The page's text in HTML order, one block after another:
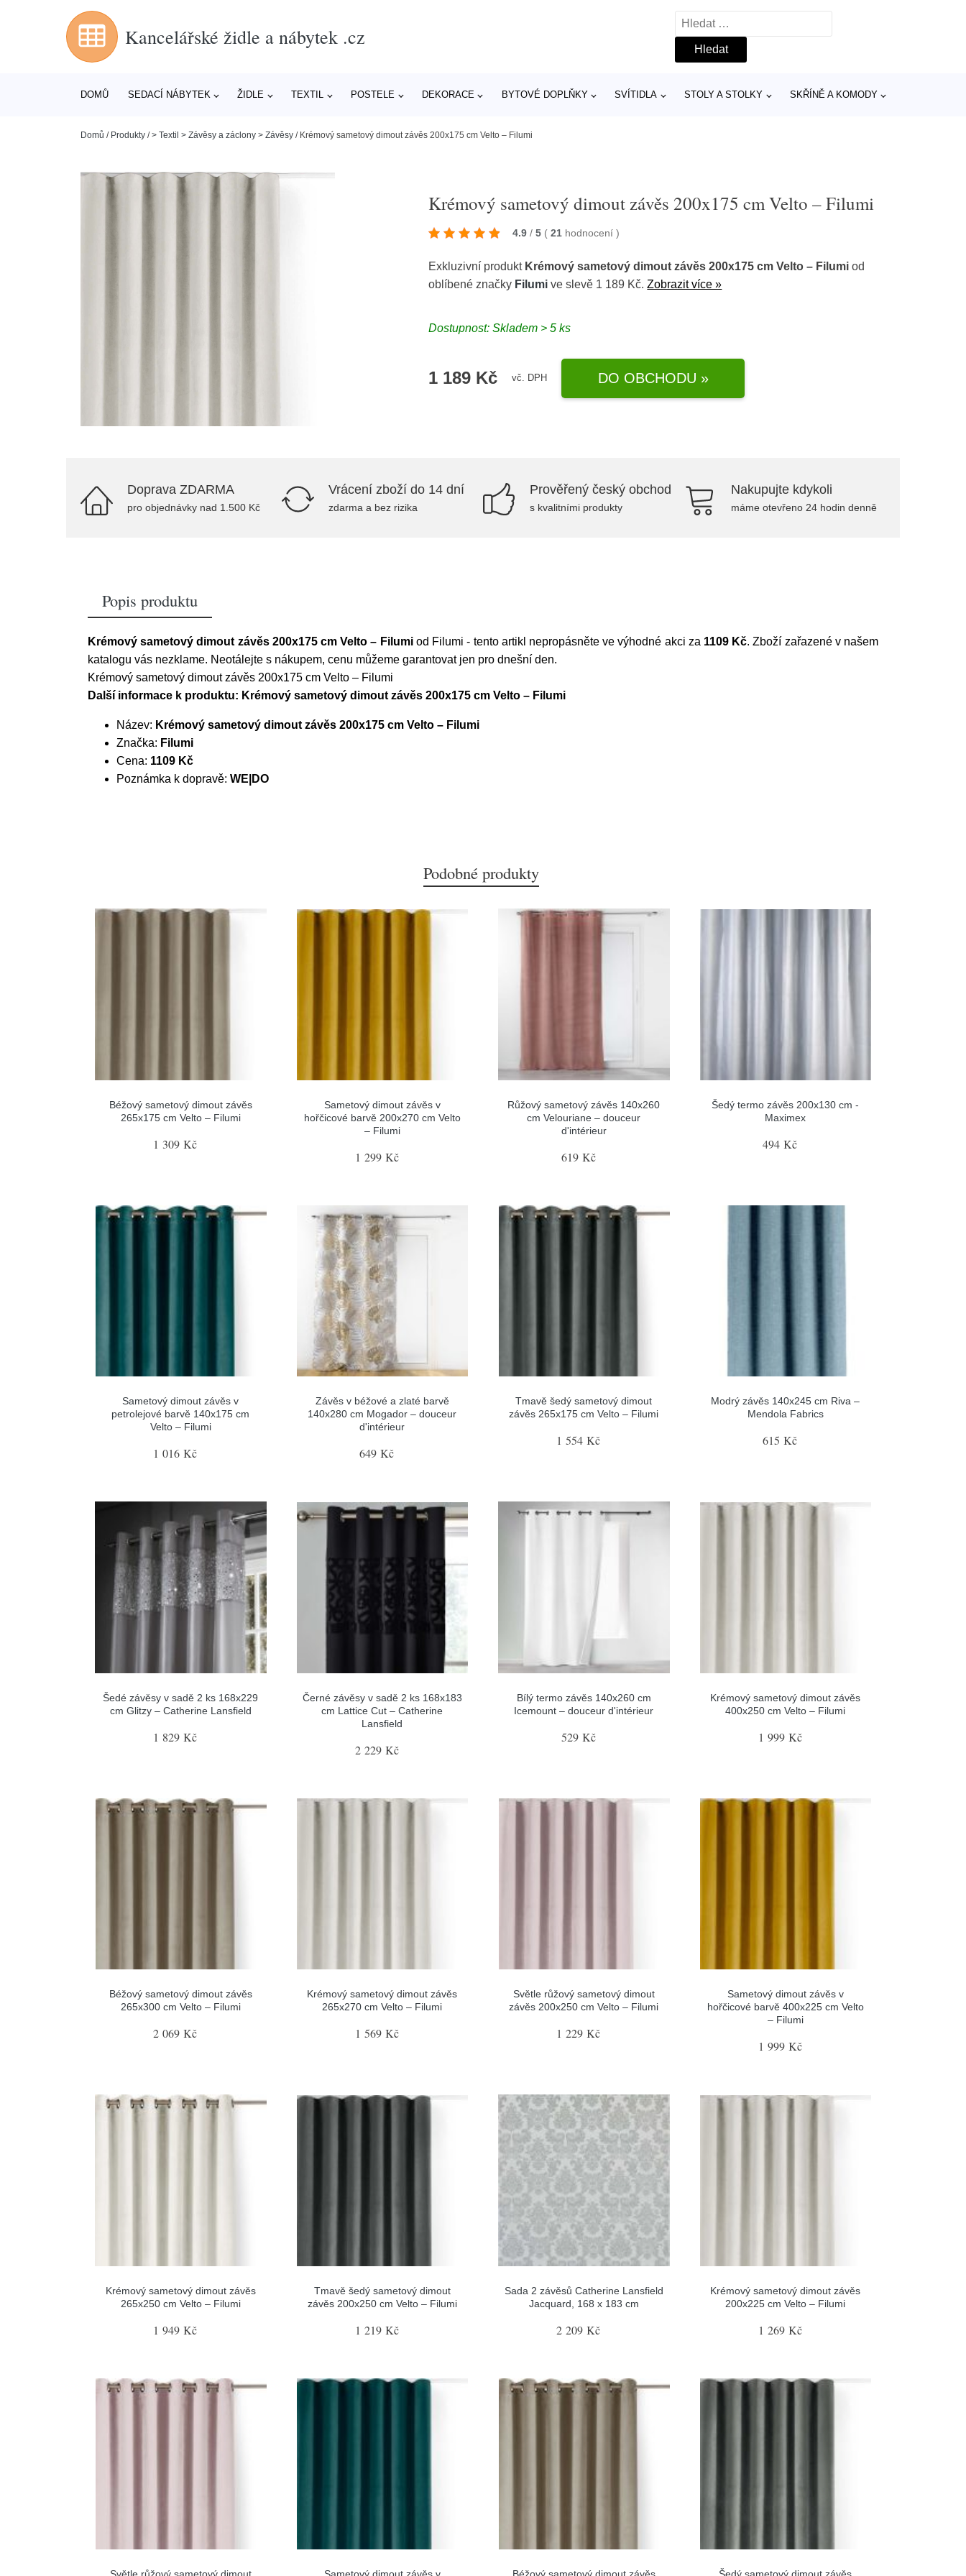
Kancelářské židle a nábytek .cz
Vyhledávání
DOMŮ SEDACÍ NÁBYTEK ŽIDLE TEXTIL POSTELE DEKORACE BYTOVÉ DOPLŇKY SVÍTIDLA STOLY A STOLKY SKŘÍNĚ A KOMODY
Domů / Produkty /> Textil > Závěsy a záclony > Závěsy / Krémový sametový dimout závěs 200x175 cm Velto – Filumi
Krémový sametový dimout závěs 200x175 cm Velto – Filumi
4.9 / 5 ( 21 hodnocení)
Exkluzivní produkt Krémový sametový dimout závěs 200x175 cm Velto – Filumi od
oblíbené značky Filumi ve slevě 1 189 Kč.Zobrazit více »
Dostupnost: Skladem > 5 ks
1 189 Kč vč. DPH DO OBCHODU »
Doprava ZDARMA
pro objednávky nad 1.500 Kč
Vrácení zboží do 14 dní
zdarma a bez rizika
Prověřený český obchod
s kvalitními produkty
Nakupujte kdykoli
máme otevřeno 24 hodin denně
Popis produktu
Krémový sametový dimout závěs 200x175 cm Velto – Filumiod Filumi - tento artikl nepropásněte ve výhodné akci za 1109 Kč. Zboží zařazené v našem
katalogu vás nezklame. Neotálejte s nákupem, cenu můžeme garantovat jen pro dnešní den.
Krémový sametový dimout závěs 200x175 cm Velto – Filumi
Další informace k produktu: Krémový sametový dimout závěs 200x175 cm Velto – Filumi
Název: Krémový sametový dimout závěs 200x175 cm Velto – Filumi
Značka: Filumi
Cena: 1109 Kč
Poznámka k dopravě: WE|DO
Podobné produkty
Béžový sametový dimout závěs
265x175 cm Velto – Filumi
1 309 Kč
Sametový dimout závěs v
hořčicové barvě 200x270 cm Velto
– Filumi
1 299 Kč
Růžový sametový závěs 140x260
cm Velouriane – douceur
d'intérieur
619 Kč
Šedý termo závěs 200x130 cm -
Maximex
494 Kč
Sametový dimout závěs v
petrolejové barvě 140x175 cm
Velto – Filumi
1 016 Kč
Závěs v béžové a zlaté barvě
140x280 cm Mogador – douceur
d'intérieur
649 Kč
Tmavě šedý sametový dimout
závěs 265x175 cm Velto – Filumi
1 554 Kč
Modrý závěs 140x245 cm Riva –
Mendola Fabrics
615 Kč
Šedé závěsy v sadě 2 ks 168x229
cm Glitzy – Catherine Lansfield
1 829 Kč
Černé závěsy v sadě 2 ks 168x183
cm Lattice Cut – Catherine
Lansfield
2 229 Kč
Bílý termo závěs 140x260 cm
Icemount – douceur d'intérieur
529 Kč
Krémový sametový dimout závěs
400x250 cm Velto – Filumi
1 999 Kč
Béžový sametový dimout závěs
265x300 cm Velto – Filumi
2 069 Kč
Krémový sametový dimout závěs
265x270 cm Velto – Filumi
1 569 Kč
Světle růžový sametový dimout
závěs 200x250 cm Velto – Filumi
1 229 Kč
Sametový dimout závěs v
hořčicové barvě 400x225 cm Velto
– Filumi
1 999 Kč
Krémový sametový dimout závěs
265x250 cm Velto – Filumi
1 949 Kč
Tmavě šedý sametový dimout
závěs 200x250 cm Velto – Filumi
1 219 Kč
Sada 2 závěsů Catherine Lansfield
Jacquard, 168 x 183 cm
2 209 Kč
Krémový sametový dimout závěs
200x225 cm Velto – Filumi
1 269 Kč